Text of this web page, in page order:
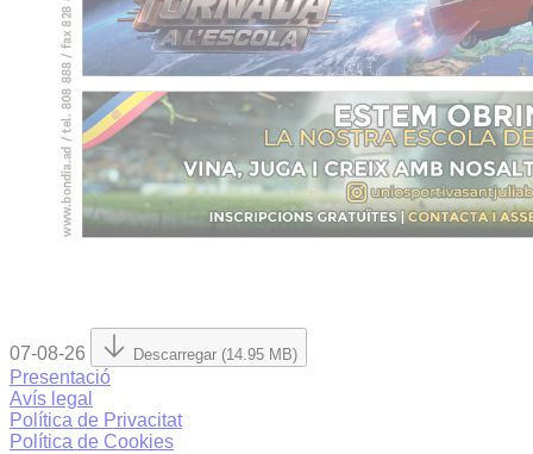
07-08-26 Descarregar (14.95 MB)
Presentació
Avís legal
Política de Privacitat
Política de Cookies